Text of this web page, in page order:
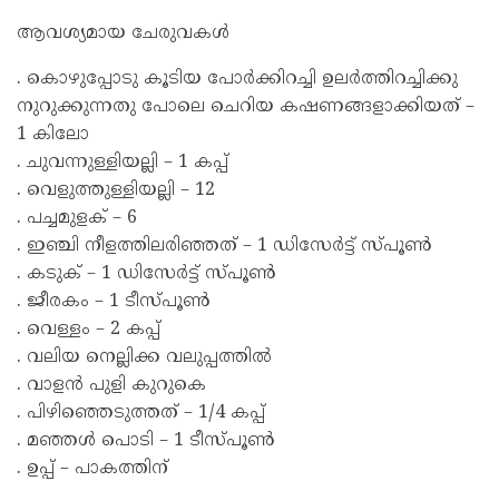
ആവശ്യമായ ചേരുവകള്‍
. കൊഴുപ്പോടു കൂടിയ പോര്‍ക്കിറച്ചി ഉലര്‍ത്തിറച്ചിക്കു
നുറുക്കുന്നതു പോലെ ചെറിയ കഷണങ്ങളാക്കിയത് –
1 കിലോ
. ചുവന്നുള്ളിയല്ലി – 1 കപ്പ്
. വെളുത്തുള്ളിയല്ലി – 12
. പച്ചമുളക് – 6
. ഇഞ്ചി നീളത്തിലരിഞ്ഞത് – 1 ഡിസേര്‍ട്ട് സ്പൂണ്‍
. കടുക് – 1 ഡിസേര്‍ട്ട് സ്പൂണ്‍
. ജീരകം – 1 ടീസ്പൂണ്‍
. വെള്ളം – 2 കപ്പ്
. വലിയ നെല്ലിക്ക വലുപ്പത്തില്‍
. വാളന്‍ പുളി കുറുകെ
. പിഴിഞ്ഞെടുത്തത് – 1/4 കപ്പ്
. മഞ്ഞള്‍ പൊടി – 1 ടീസ്പൂണ്‍
. ഉപ്പ് – പാകത്തിന്